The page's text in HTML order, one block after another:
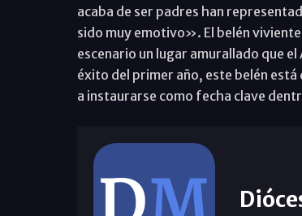
acaba de ser padres han
sido muy emotivo». El belén
escenario un lugar amurallado que
éxito del primer año, este belén
a instaurarse como fecha clave